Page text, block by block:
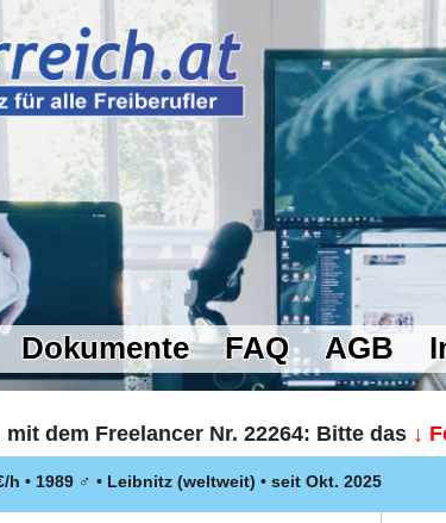
Dokumente FAQ AGB
dem Freelancer Nr. 22264: Bitte das ↓
h • 1989 ♂ • Leibnitz (weltweit) • seit Okt. 2025